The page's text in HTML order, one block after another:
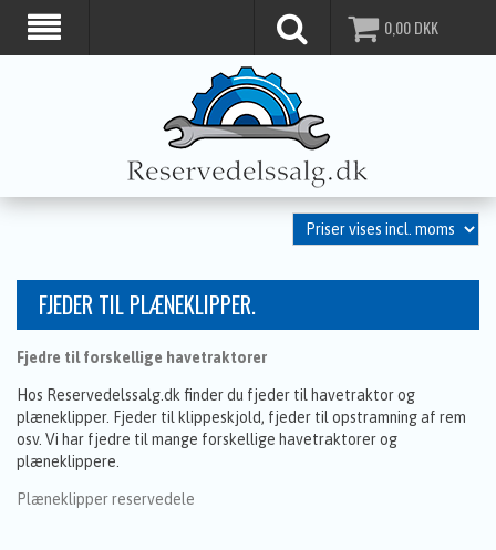
0,00DKK
FJEDER TIL PLÆNEKLIPPER.
Fjedre til forskellige havetraktorer
Hos Reservedelssalg.dk finder du fjeder til havetraktor og
plæneklipper. Fjeder til klippeskjold, fjeder til opstramning af rem
osv. Vi har fjedre til mange forskellige havetraktorer og
plæneklippere.
Plæneklipper reservedele